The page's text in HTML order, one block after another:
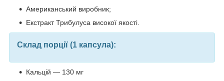
Американський виробник;
Екстракт Трибулуса високої якості.
Склад порції (1 капсула):
Кальцій — 130 мг